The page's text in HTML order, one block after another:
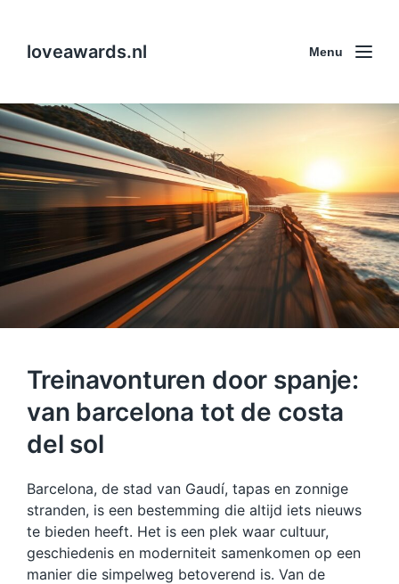
loveawards.nl Menu
Treinavonturen door spanje:
van barcelona tot de costa
del sol
Barcelona, de stad van Gaudí, tapas en zonnige
stranden, is een bestemming die altijd iets nieuws
te bieden heeft. Het is een plek waar cultuur,
geschiedenis en moderniteit samenkomen op een
manier die simpelweg betoverend is. Van de